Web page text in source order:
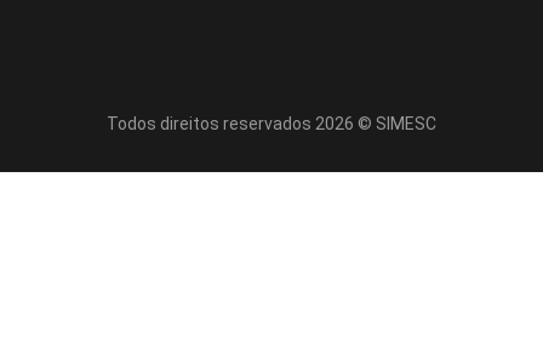
Todos direitos reservados 2026 © SIMESC